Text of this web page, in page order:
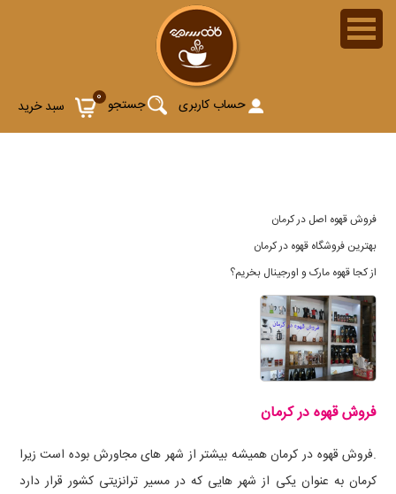
0 سبد خرید جستجو حساب کاربری
فروش قهوه در کرمان
فروش قهوه اصل در کرمان
بهترین فروشگاه قهوه در کرمان
از کجا قهوه مارک و اورجینال بخریم؟
فروش قهوه در کرمان
.فروش قهوه در کرمان همیشه بیشتر از شهر های مجاورش بوده است زیرا
کرمان به عنوان یکی از شهر هایی که در مسیر ترانزیتی کشور قرار دارد